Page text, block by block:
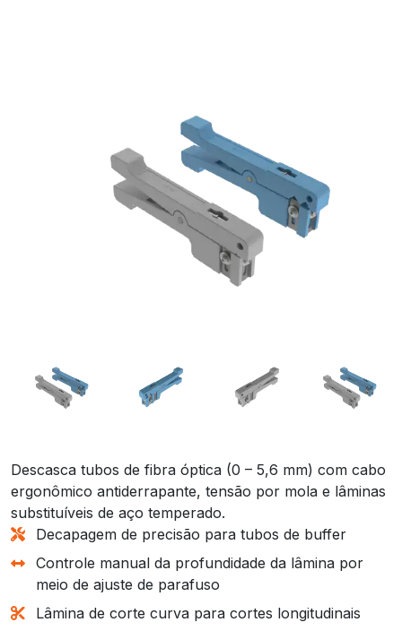
Descasca tubos de fibra óptica (0 – 5,6 mm) com cabo
ergonômico antiderrapante, tensão por mola e lâminas
substituíveis de aço temperado.
Decapagem de precisão para tubos de buffer
Controle manual da profundidade da lâmina por
meio de ajuste de parafuso
Lâmina de corte curva para cortes longitudinais